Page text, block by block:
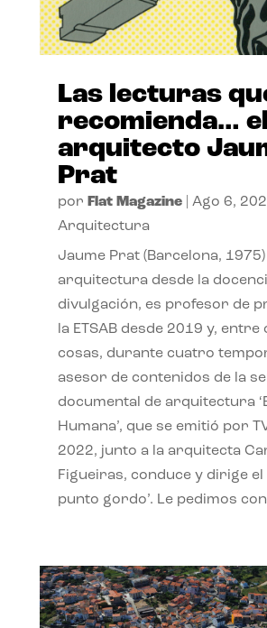
Las lecturas
recomienda… el
arquitecto
Prat
por Flat Magazine| Ago 6,
Arquitectura
Jaume Prat (Barcelona,
arquitectura desde la
divulgación, es profesor de
la ETSAB desde 2019 y, entre
cosas, durante cuatro
asesor de contenidos de la
documental de arquitectura
Humana’, que se emitió por
2022, junto a la arquitecta
Figueiras, conduce y dirige el
punto gordo’. Le pedimos